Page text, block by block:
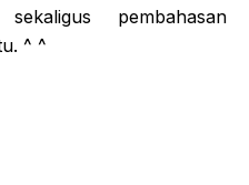
pembahasan
^ ^